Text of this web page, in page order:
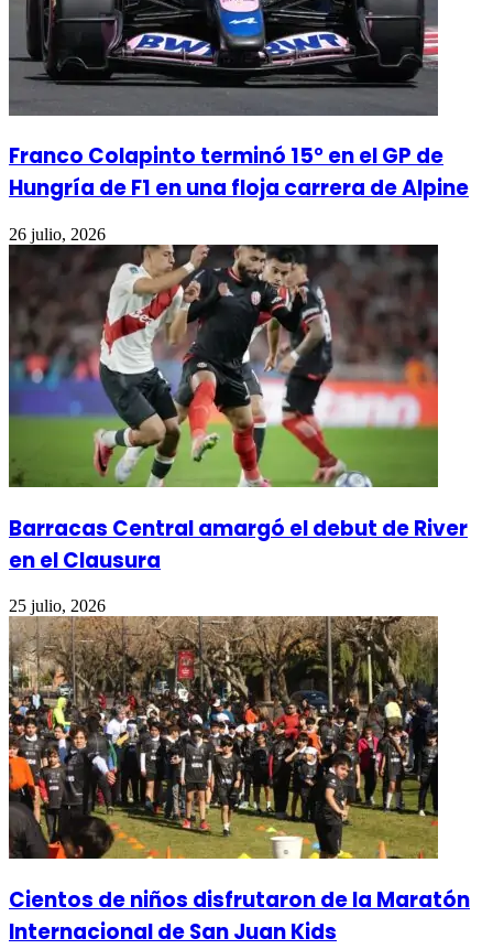
Franco Colapinto terminó 15° en el GP de
Hungría de F1 en una floja carrera de Alpine
26 julio, 2026
Barracas Central amargó el debut de River
en el Clausura
25 julio, 2026
Cientos de niños disfrutaron de la Maratón
Internacional de San Juan Kids